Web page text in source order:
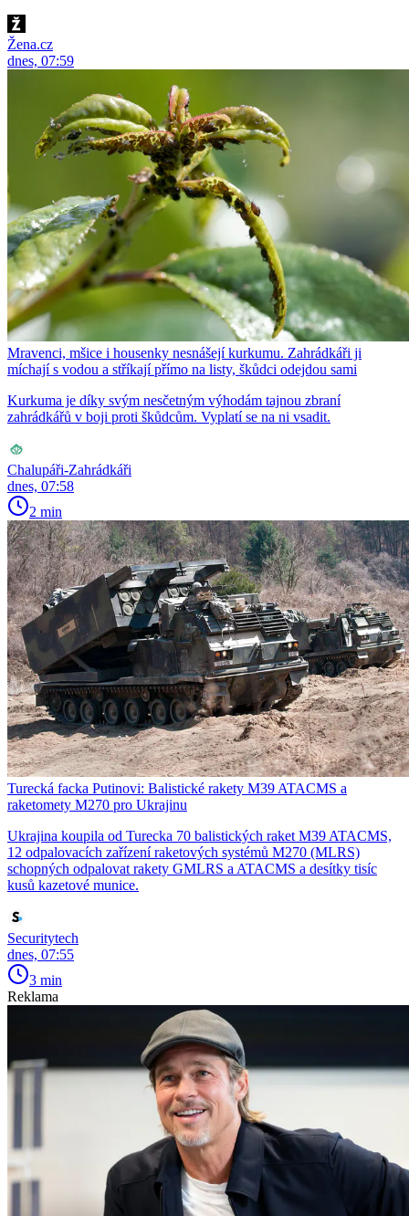
Žena.cz
dnes, 07:59
Mravenci, mšice i housenky nesnášejí kurkumu. Zahrádkáři ji
míchají s vodou a stříkají přímo na listy, škůdci odejdou sami
Kurkuma je díky svým nesčetným výhodám tajnou zbraní
zahrádkářů v boji proti škůdcům. Vyplatí se na ni vsadit.
Chalupáři-Zahrádkáři
dnes, 07:58
2 min
Turecká facka Putinovi: Balistické rakety M39 ATACMS a
raketomety M270 pro Ukrajinu
Ukrajina koupila od Turecka 70 balistických raket M39 ATACMS,
12 odpalovacích zařízení raketových systémů M270 (MLRS)
schopných odpalovat rakety GMLRS a ATACMS a desítky tisíc
kusů kazetové munice.
Securitytech
dnes, 07:55
3 min
Reklama